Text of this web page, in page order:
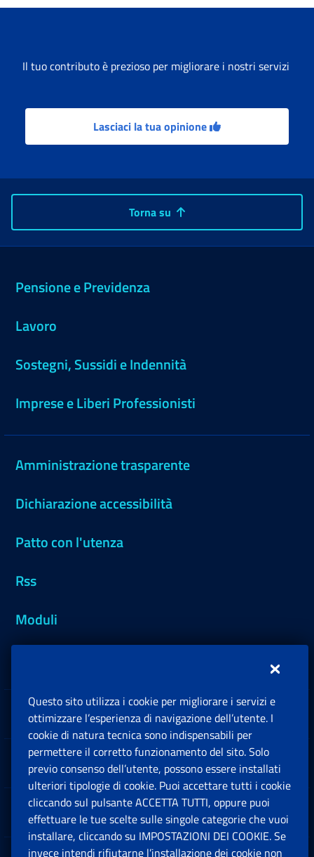
Il tuo contributo è prezioso per migliorare i nostri servizi
Lasciaci la tua opinione
Torna su
Pensione e Previdenza
Lavoro
Sostegni, Sussidi e Indennità
Imprese e Liberi Professionisti
Amministrazione trasparente
Dichiarazione accessibilità
Patto con l'utenza
Rss
Moduli
Sedi e Contatti
Software
Note Legali
Questo sito utilizza i cookie per migliorare i servizi e
ottimizzare l’esperienza di navigazione dell’utente. I
cookie di natura tecnica sono indispensabili per
permettere il corretto funzionamento del sito. Solo
previo consenso dell’utente, possono essere installati
ulteriori tipologie di cookie. Puoi accettare tutti i cookie
cliccando sul pulsante ACCETTA TUTTI, oppure puoi
effettuare le tue scelte sulle singole categorie che vuoi
installare, cliccando su IMPOSTAZIONI DEI COOKIE. Se
invece intendi rifiutarne l’installazione dei cookie non